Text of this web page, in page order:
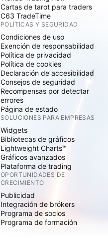
Cartas de tarot para traders
C63 TradeTime
POLÍTICAS Y SEGURIDAD
Condiciones de uso
Exención de responsabilidad
Política de privacidad
Política de cookies
Declaración de accesibilidad
Consejos de seguridad
Recompensas por detectar
errores
Página de estado
SOLUCIONES PARA EMPRESAS
Widgets
Bibliotecas de gráficos
Lightweight Charts™
Gráficos avanzados
Plataforma de trading
OPORTUNIDADES DE
CRECIMIENTO
Publicidad
Integración de brókers
Programa de socios
Programa de formación